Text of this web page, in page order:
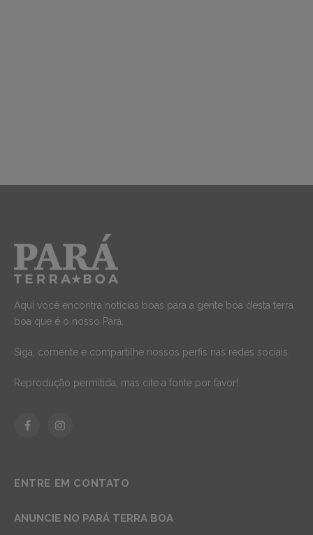
Aqui você encontra notícias boas para a gente boa desta terra
boa que é o nosso Pará.
Siga, comente e compartilhe nossos perfis nas redes sociais.
Reprodução permitida, mas cite a fonte por favor!
FacebookInstagram
ENTRE EM CONTATO
ANUNCIE NO PARÁ TERRA BOA